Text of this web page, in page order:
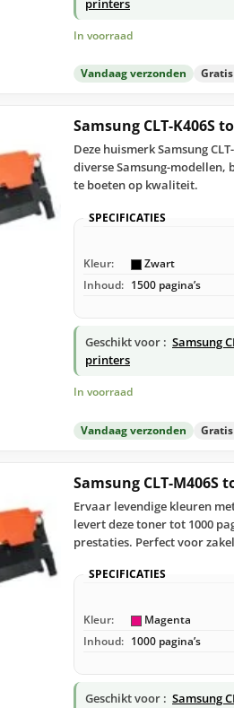
In voorraad
Vandaag verzonden
Samsung CLT-K406S
Deze huismerk Samsung
diverse Samsung-
te boeten op kwaliteit.
SPECIFICATIES
Kleur:
Zwart
Inhoud: 1500 pagina’s
Geschikt voor : Samsung
printers
In voorraad
Vandaag verzonden
Samsung CLT-
Ervaar levendige kleuren
levert deze toner tot 1000
prestaties. Perfect voor
SPECIFICATIES
Kleur:
Magenta
Inhoud: 1000 pagina’s
Geschikt voor : Samsung